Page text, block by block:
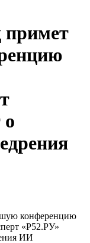
о
конференцию
«Р52.РУ»
ИИ